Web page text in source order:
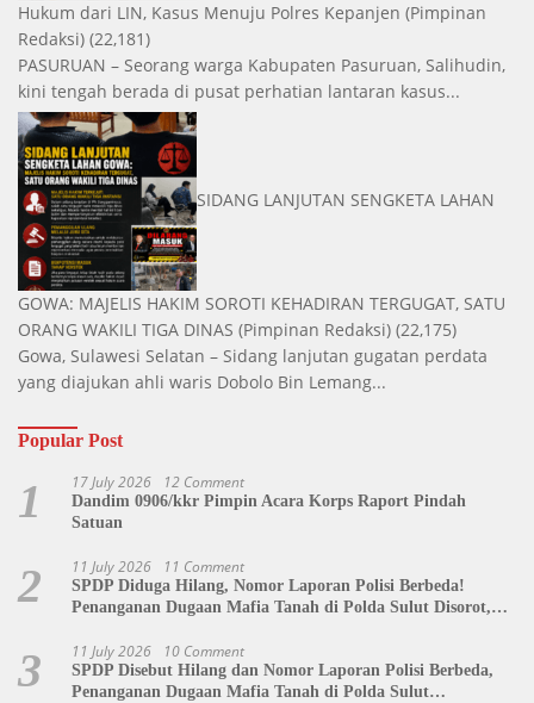
Hukum dari LIN, Kasus Menuju Polres Kepanjen (Pimpinan
Redaksi) (22,181)
PASURUAN – Seorang warga Kabupaten Pasuruan, Salihudin,
kini tengah berada di pusat perhatian lantaran kasus...
SIDANG LANJUTAN SENGKETA LAHAN
GOWA: MAJELIS HAKIM SOROTI KEHADIRAN TERGUGAT, SATU
ORANG WAKILI TIGA DINAS (Pimpinan Redaksi) (22,175)
Gowa, Sulawesi Selatan – Sidang lanjutan gugatan perdata
yang diajukan ahli waris Dobolo Bin Lemang...
Popular Post
1 17 July 2026 12 Comment
Dandim 0906/kkr Pimpin Acara Korps Raport Pindah
Satuan
2 11 July 2026 11 Comment
SPDP Diduga Hilang, Nomor Laporan Polisi Berbeda!
Penanganan Dugaan Mafia Tanah di Polda Sulut Disorot,
3 11 July 2026 10 Comment
SPDP Disebut Hilang dan Nomor Laporan Polisi Berbeda,
Penanganan Dugaan Mafia Tanah di Polda Sulut